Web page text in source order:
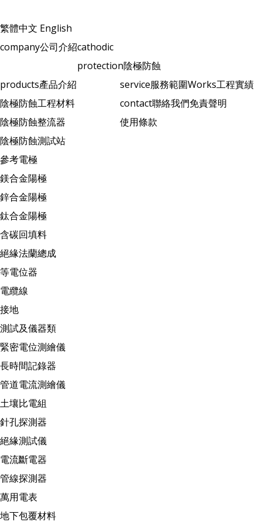
繁體中文 English
company公司介紹cathodic
protection陰極防蝕
products產品介紹
陰極防蝕工程材料
陰極防蝕整流器
陰極防蝕測試站
參考電極
鎂合金陽極
鋅合金陽極
鈦合金陽極
含碳回填料
絕緣法蘭總成
等電位器
電纜線
接地
測試及儀器類
緊密電位測繪儀
長時間記錄器
管道電流測繪儀
土壤比電組
針孔探測器
絕緣測試儀
電流斷電器
管線探測器
萬用電表
地下包覆材料
service服務範圍Works工程實績
contact聯絡我們免責聲明
使用條款